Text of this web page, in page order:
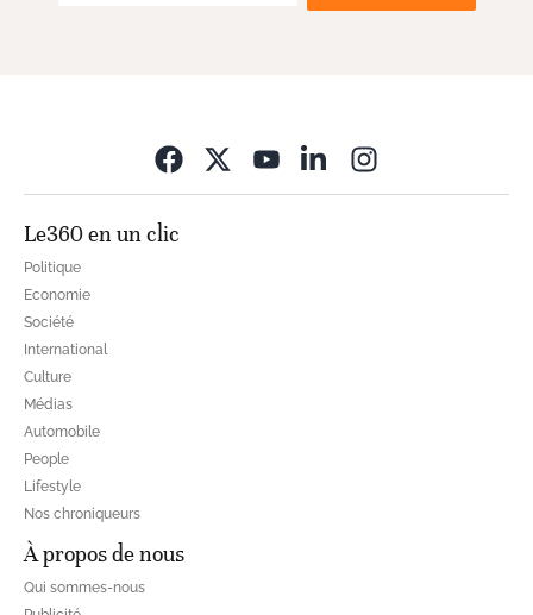
Le360 en un clic
Politique
Economie
Société
International
Culture
Médias
Automobile
People
Lifestyle
Nos chroniqueurs
À propos de nous
Qui sommes-nous